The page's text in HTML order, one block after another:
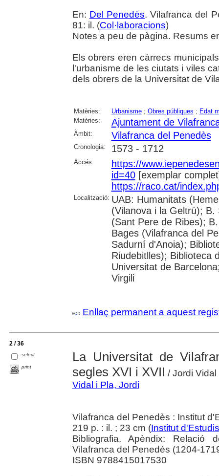
En: Del Penedès. Vilafranca del
81: il. (Col·laboracions)
Notes a peu de pàgina. Resums
Els obrers eren càrrecs
l'urbanisme de les ciutats i viles
dels obrers de la Universitat de
Matèries: Urbanisme; Obres públiques ; Edat
Matèries:
Ajuntament de
Àmbit: Vilafranca del Penedès
Cronologia: 1573 - 1712
Accés:
https://
id=40[exemplar
https://raco.cat/
Localització: UAB: Humanitats
(Vilanova i la Geltrú);
(Sant Pere de Ribes);
Bages (Vilafranca del
Sadurní d'Anoia);
Riudebitlles); Biblioteca
Universitat de
Virgili
Enllaç permanent a aquest
2 / 36
select
print
La Universitat de
segles XVI i XVII / Jordi Vidal
Vidal i Pla, Jordi
Vilafranca del Penedès : Institut
219 p. : il. ; 23 cm (Institut
Bibliografia. Apèndix:
Vilafranca del Penedès (1204-
ISBN 9788415017530